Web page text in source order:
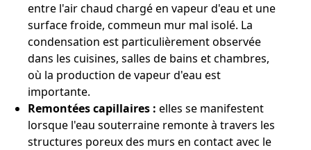
entre l'air chaud chargé en vapeur d'eau et une
surface froide, commeun mur mal isolé. La
condensation est particulièrement observée
dans les cuisines, salles de bains et chambres,
où la production de vapeur d'eau est
importante.
Remontées capillaires : elles se manifestent
lorsque l'eau souterraine remonte à travers les
structures poreux des murs en contact avec le